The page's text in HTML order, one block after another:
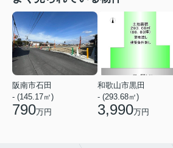
阪南市石田
- (145.17㎡)
790万円
和歌山市黒田
- (293.68㎡)
3,990万円